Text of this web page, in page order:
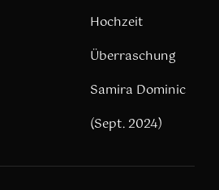
Hochzeit
Überraschung
Samira Dominic
(Sept. 2024)